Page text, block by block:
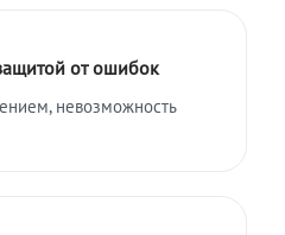
от ошибок
невозможность